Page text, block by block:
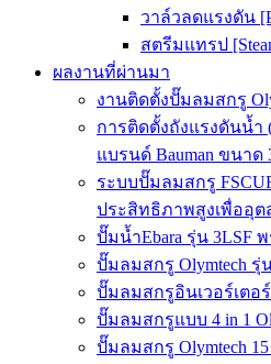
วาล์วลดแรงดัน
สตรีมแทรป
ผลงานที่ผ่านมา
งานติดตั้งปั๊มลมสกรู
การติดตั้งถังแรงดันน้ำ
แบรนด์ Bauman ขนาด
ระบบปั๊มลมสกรู
ประสิทธิภาพสูงเพื่ออุ
ปั๊มน้ำEbara รุ่น 3LSF
ปั๊มลมสกรู Olymtech รุ่น
ปั๊มลมสกรูอินเวอร์เตอร์
ปั๊มลมสกรูแบบ 4 in 1
ปั๊มลมสกรู Olymtech